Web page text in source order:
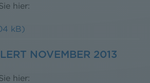
hier:
kB)
NOVEMBER 2013
hier: